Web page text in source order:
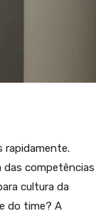
rapidamente.
competências
cultura da
do time? A